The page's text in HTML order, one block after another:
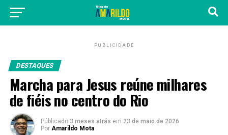
PUBLICIDADE
DESTAQUES
Marcha para Jesus reúne milhares
de fiéis no centro do Rio
Públicado 3 meses atrás em 23 de maio de 2026
Por Amarildo Mota